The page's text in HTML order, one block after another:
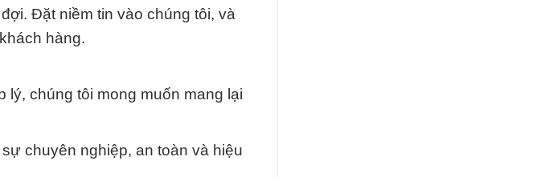
Đặt niềm tin vào chúng tôi, và
hàng.
lý, chúng tôi mong muốn mang lại
chuyên nghiệp, an toàn và hiệu